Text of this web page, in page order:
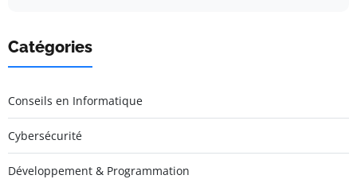
Catégories
Conseils en Informatique
Cybersécurité
Développement & Programmation